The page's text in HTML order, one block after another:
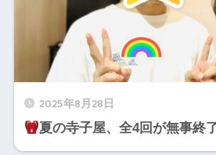
2025年8月28日
夏の寺子屋、全4回が無事終